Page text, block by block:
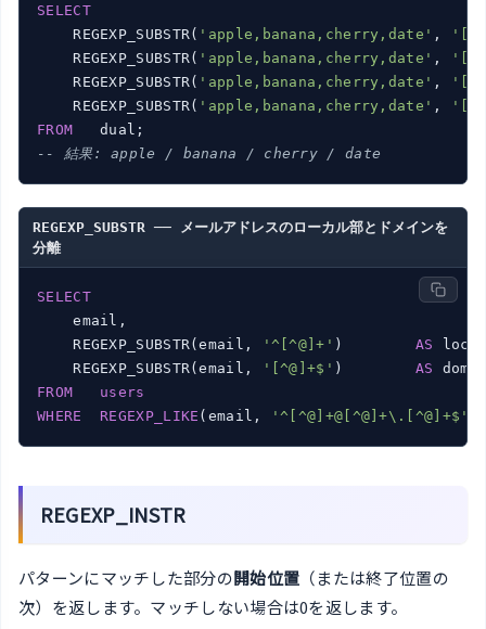
SELECT
    REGEXP_SUBSTR(
'apple,banana,cherry,date' ,
    REGEXP_SUBSTR(
'apple,banana,cherry,date' ,
    REGEXP_SUBSTR(
'apple,banana,cherry,date' ,
    REGEXP_SUBSTR(
'apple,banana,cherry,date' ,
FROM
-- 結果: apple / banana / cherry / date
REGEXP_SUBSTR ── メールアドレスのローカル部とドメインを
分離
SELECT
    email,
    REGEXP_SUBSTR(email,
'^[^@]+' ) AS
    REGEXP_SUBSTR(email,
'[^@]+$' ) AS
FROM
users
WHERE
REGEXP_LIKE (email, '^[^@]+@[^@]+\.[^@]+$'
REGEXP_INSTR
パターンにマッチした部分の開始位置 （または終了位置の
次）を返します。マッチしない場合は0を返します。